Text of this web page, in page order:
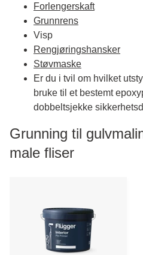
Forlengerskaft
Grunnrens
Visp
Rengjøringshansker
Støvmaske
Er du i tvil om hvilket
bruke til et bestemt
dobbeltsjekke
Grunning til
male fliser